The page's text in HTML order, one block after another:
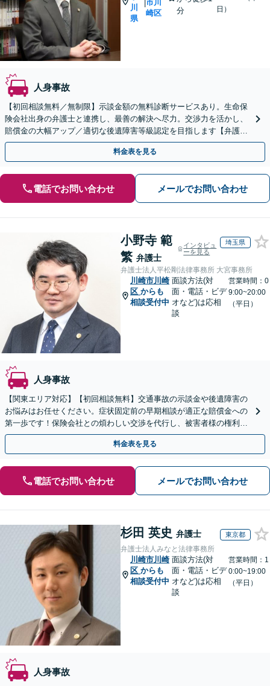
川
県
|市川
崎区
分
日）
人身事故
【初回相談無料／無制限】示談金額の無料診断サービスあり。生命保
険会社出身の弁護士と連携し、最善の解決へ尽力。交渉力を活かし、
賠償金の大幅アップ／適切な後遺障害等級認定を目指します【弁護士
費用特約】【Zoom面談可能】【京急川崎駅1分】
料金表を見る
電話でお問い合わせ メールでお問い合わせ
小野寺 範
繁 弁護士
インタビュ
ーを見る
埼玉県
弁護士法人平松剛法律事務所 大宮事務所
川崎市川崎
区 からも
相談受付中
面談方法(対
面・電話・ビデ
オなど)は応相
談
営業時間：0
9:00~20:00
（平日）
人身事故
【関東エリア対応】【初回相談無料】交通事故の示談金や後遺障害の
お悩みはお任せください。症状固定前の早期相談が適正な賠償金への
第一歩です！保険会社との煩わしい交渉を代行し、被害者様の権利を
しっかり守ります。【夜間や休日相談可】
料金表を見る
電話でお問い合わせ メールでお問い合わせ
杉田 英史 弁護士 東京都
弁護士法人みなと法律事務所
川崎市川崎
区 からも
相談受付中
面談方法(対
面・電話・ビデ
オなど)は応相
談
営業時間：1
0:00~19:00
（平日）
人身事故